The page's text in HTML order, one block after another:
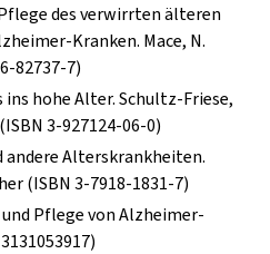
des verwirrten älteren
Kranken. Mace, N.
82737-7)
hohe Alter. Schultz-Friese,
3-927124-06-0)
andere Alterskrankheiten.
(ISBN 3-7918-1831-7)
Pflege von Alzheimer-